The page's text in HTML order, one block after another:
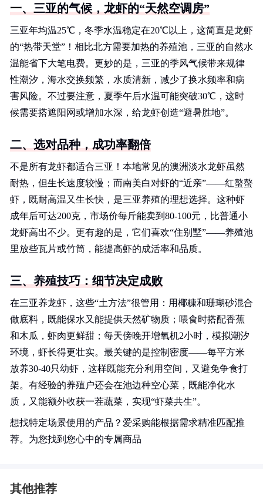
一、三亚的气候，龙虾的“天然空调房”
三亚年均温25℃，冬季水温稳定在20℃以上，这简直是龙虾
的“热带天堂”！相比北方需要加热的养殖池，三亚的自然水
温能省下大笔电费。更妙的是，三亚的季风气候带来规律
性潮汐，海水交换频繁，水质清新，减少了换水频率和病
害风险。不过要注意，夏季午后水温可能突破30℃，这时
候需要搭遮阳网或增加水深，给龙虾创造“避暑胜地”。
二、选对品种，成功率翻倍
不是所有龙虾都适合三亚！本地常见的澳洲淡水龙虾虽然
耐热，但生长速度较慢；而南美白对虾的“近亲”——红螯螯
虾，既耐高温又生长快，是三亚养殖的理想选择。这种虾
成年后可达200克，市场价每斤能卖到80-100元，比普通小
龙虾高出不少。更有趣的是，它们喜欢“住别墅”——养殖池
里放些瓦片或竹筒，能提高虾的成活率和品质。
三、养殖技巧：细节决定成败
在三亚养龙虾，这些“土方法”很管用：用椰糠和珊瑚砂混合
做底料，既能保水又能提供天然矿物质；喂食时搭配香蕉
和木瓜，虾肉更鲜甜；每天傍晚开增氧机2小时，模拟潮汐
环境，虾长得更壮实。最关键的是控制密度——每平方米
放养30-40只幼虾，这样既能充分利用空间，又避免争食打
架。有经验的养殖户还会在池边种空心菜，既能净化水
质，又能额外收获一茬蔬菜，实现“虾菜共生”。
想找特定场景使用的产品？爱采购能根据需求精准匹配推
荐。为您找到您心中的专属商品
其他推荐